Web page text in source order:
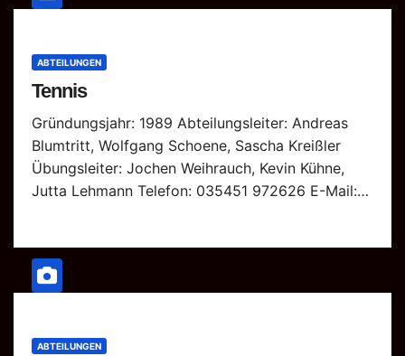
ABTEILUNGEN
Tennis
Gründungsjahr: 1989 Abteilungsleiter: Andreas
Blumtritt, Wolfgang Schoene, Sascha Kreißler
Übungsleiter: Jochen Weihrauch, Kevin Kühne,
Jutta Lehmann Telefon: 035451 972626 E-Mail:…
ABTEILUNGEN